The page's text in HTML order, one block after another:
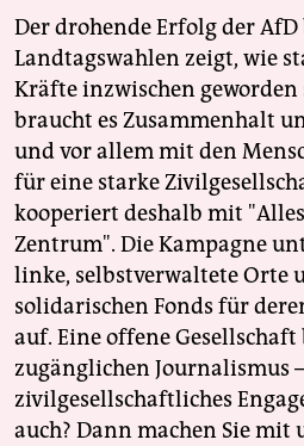
Der drohende Erfolg der
Landtagswahlen zeigt, wie
Kräfte inzwischen geworden
braucht es Zusammenhalt
und vor allem mit den
für eine starke
kooperiert deshalb mit
Zentrum". Die Kampagne
linke, selbstverwaltete Orte
solidarischen Fonds für
auf. Eine offene
zugänglichen Journalismus
zivilgesellschaftliches
auch? Dann machen Sie mit